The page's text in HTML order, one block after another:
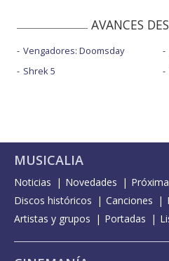
AVANCES
Vengadores: Doomsday
Shrek 5
MUSICALIA
Noticias Novedades
Discos históricos
Canciones
Artistas y grupos
Portadas